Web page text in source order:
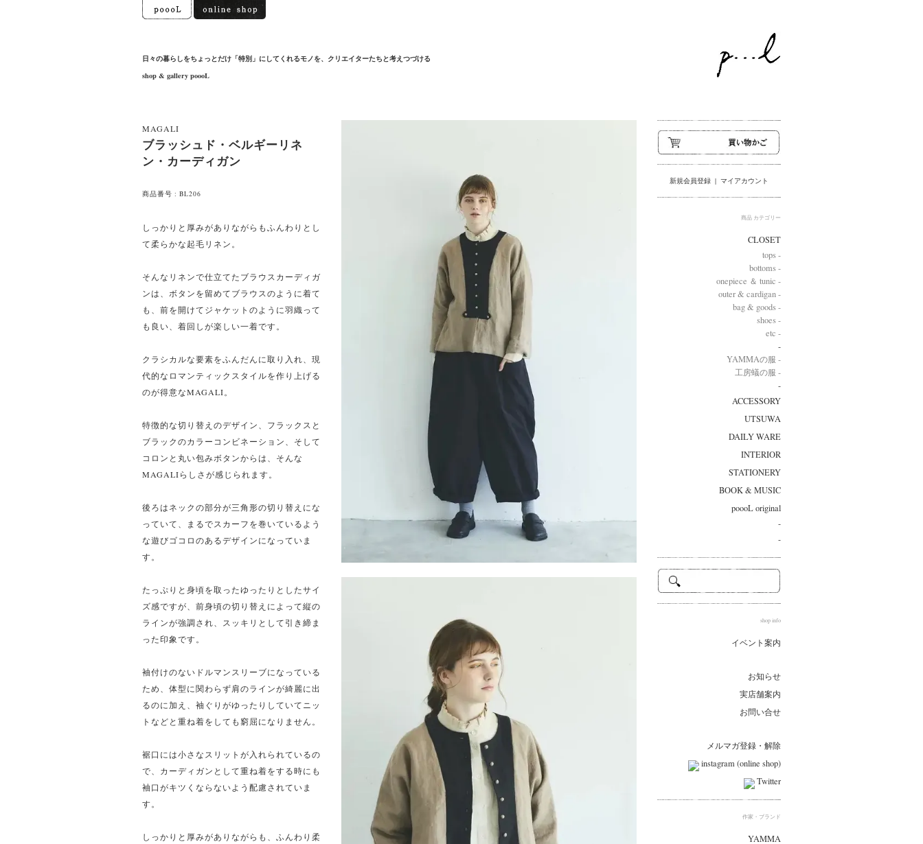
日々の暮らしをちょっとだけ「特別」にしてくれるモノを、クリエイターたちと考えつづける
shop & gallery poooL
MAGALI
ブラッシュド・ベルギーリネ
ン・カーディガン
商品番号 : BL206
しっかりと厚みがありながらもふんわりとし
て柔らかな起毛リネン。
そんなリネンで仕立てたブラウスカーディガ
ンは、ボタンを留めてブラウスのように着て
も、前を開けてジャケットのように羽織って
も良い、着回しが楽しい一着です。
クラシカルな要素をふんだんに取り入れ、現
代的なロマンティックスタイルを作り上げる
のが得意なMAGALI。
特徴的な切り替えのデザイン、フラックスと
ブラックのカラーコンビネーション、そして
コロンと丸い包みボタンからは、そんな
MAGALIらしさが感じられます。
後ろはネックの部分が三角形の切り替えにな
っていて、まるでスカーフを巻いているよう
な遊びゴコロのあるデザインになっていま
す。
たっぷりと身頃を取ったゆったりとしたサイ
ズ感ですが、前身頃の切り替えによって縦の
ラインが強調され、スッキリとして引き締ま
った印象です。
袖付けのないドルマンスリーブになっている
ため、体型に関わらず肩のラインが綺麗に出
るのに加え、袖ぐりがゆったりしていてニッ
トなどと重ね着をしても窮屈になりません。
裾口には小さなスリットが入れられているの
で、カーディガンとして重ね着をする時にも
袖口がキツくならないよう配慮されていま
す。
しっかりと厚みがありながらも、ふんわり柔
新規会員登録 | マイアカウント
商品 カテゴリー
CLOSET
tops -
bottoms -
onepiece ＆ tunic -
outer & cardigan -
bag & goods -
shoes -
etc -
-
YAMMAの服 -
工房蟻の服 -
-
ACCESSORY
UTSUWA
DAILY WARE
INTERIOR
STATIONERY
BOOK & MUSIC
poooL original
-
-
shop info
イベント案内
お知らせ
実店舗案内
お問い合せ
メルマガ登録・解除
instagram (online shop)
Twitter
作家・ブランド
YAMMA